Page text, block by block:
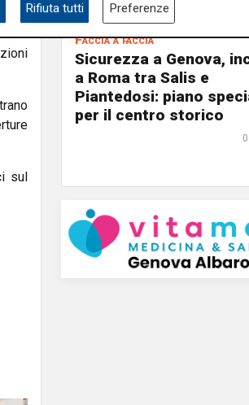
con
sul
Faccia a faccia
Sicurezza a Genova,
a Roma tra Salis e
Piantedosi: piano
per il centro storico
Rifiuta tutti Preferenze